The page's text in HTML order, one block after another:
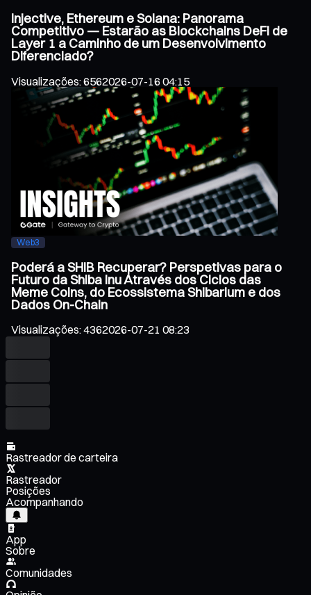
Injective, Ethereum e Solana: Panorama
Competitivo — Estarão as Blockchains DeFi de
Layer 1 a Caminho de um Desenvolvimento
Diferenciado?
Visualizações:6562026-07-16 04:15
Web3
Poderá a SHIB Recuperar? Perspetivas para o
Futuro da Shiba Inu Através dos Ciclos das
Meme Coins, do Ecossistema Shibarium e dos
Dados On-Chain
Visualizações:4362026-07-21 08:23
Rastreador de carteira
Rastreador
Posições
Acompanhando
App
Sobre
Comunidades